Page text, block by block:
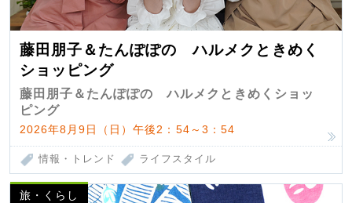
藤田朋子＆たんぽぽの ハルメクときめく
ショッピング
藤田朋子＆たんぽぽの ハルメクときめくショッ
ピング
2026年8月9日（日）午後2：54～3：54
情報・トレンド ライフスタイル
旅・くらし